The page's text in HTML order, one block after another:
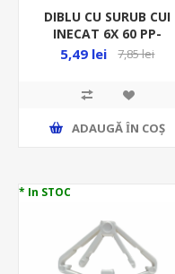
DIBLU CU SURUB CUI
INECAT 6X 60 PP-
LOVIRE - 10BUC/PUNGA,
5,49 lei 7,85 lei
ADAUGĂ ȊN COŞ
* In STOC